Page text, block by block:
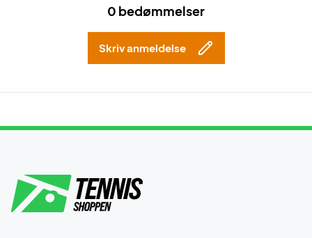
0 bedømmelser
Skriv anmeldelse